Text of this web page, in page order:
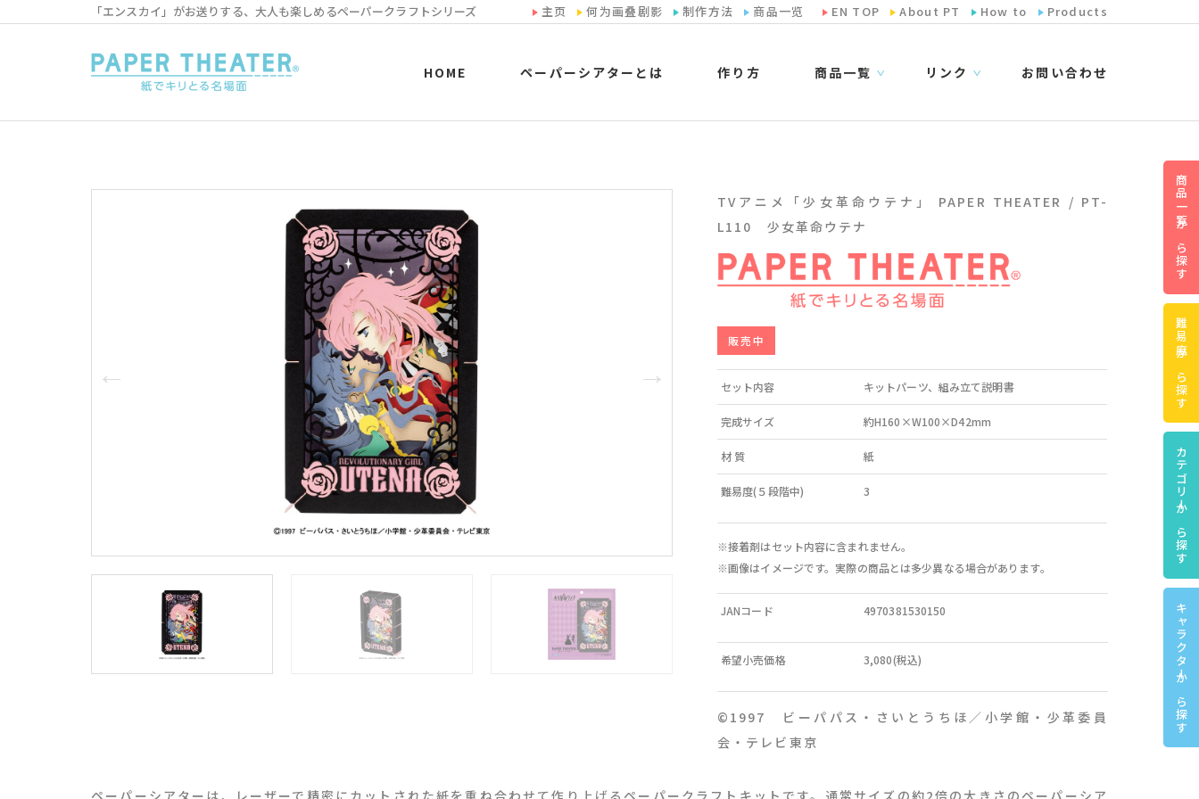
「エンスカイ」がお送りする、大人も楽しめるペーパークラフトシリーズ 主页 何为画叠剧影 制作方法 商品一览 EN TOP About PT How to Products
HOME ペーパーシアターとは 作り方 商品一覧 ∨ リンク ∨ お問い合わせ
TVアニメ「少女革命ウテナ」 PAPER THEATER / PT-
L110 少女革命ウテナ
販売中
セット内容 キットパーツ、組み立て説明書
完成サイズ 約H160×W100×D42mm
材 質 紙
難易度(５段階中) 3
※接着剤はセット内容に含まれません。
※画像はイメージです。実際の商品とは多少異なる場合があります。
JANコード 4970381530150
希望小売価格 3,080(税込)
©1997 ビーパパス・さいとうちほ／小学館・少革委員
会・テレビ東京
商品一覧から探す
難易度から探す
カテゴリーから探す
キャラクターから探す